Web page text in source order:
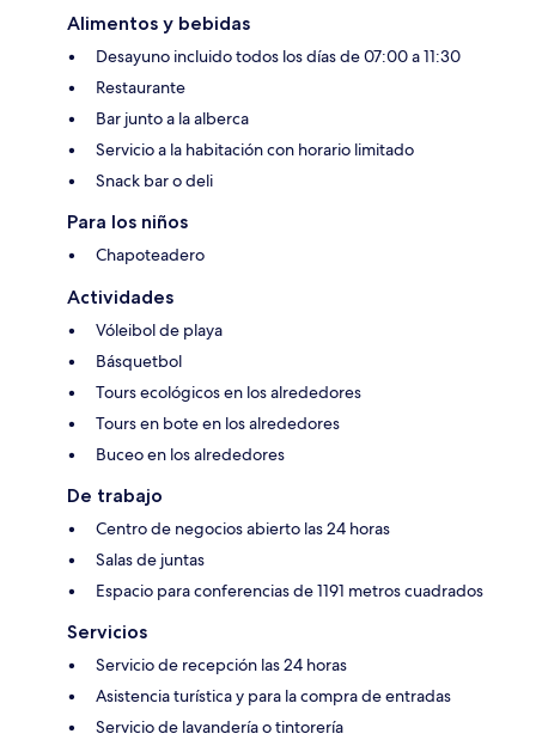
Alimentos y bebidas
Desayuno incluido todos los días de 07:00 a 11:30
Restaurante
Bar junto a la alberca
Servicio a la habitación con horario limitado
Snack bar o deli
Para los niños
Chapoteadero
Actividades
Vóleibol de playa
Básquetbol
Tours ecológicos en los alrededores
Tours en bote en los alrededores
Buceo en los alrededores
De trabajo
Centro de negocios abierto las 24 horas
Salas de juntas
Espacio para conferencias de 1191 metros cuadrados
Servicios
Servicio de recepción las 24 horas
Asistencia turística y para la compra de entradas
Servicio de lavandería o tintorería